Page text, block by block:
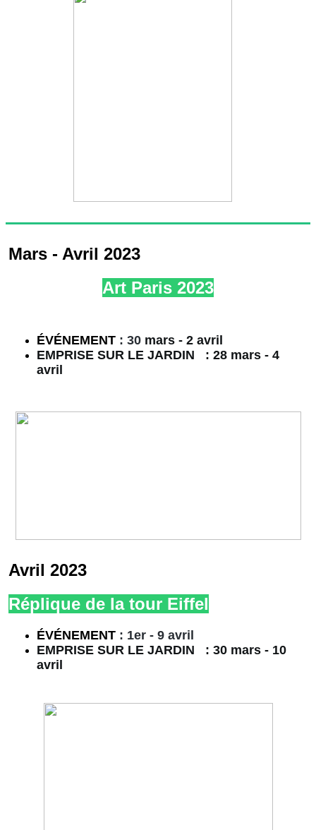
Mars - Avril 2023
Art Paris 2023
ÉVÉNEMENT : 30 mars - 2 avril
EMPRISE SUR LE JARDIN : 28 mars - 4
avril
Avril 2023
Réplique de la tour Eiffel
ÉVÉNEMENT : 1er - 9 avril
EMPRISE SUR LE JARDIN : 30 mars - 10
avril